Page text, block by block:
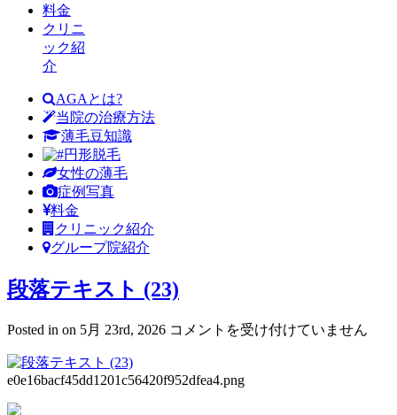
料金
クリニ
ック紹
介
AGAとは?
当院の治療方法
薄毛豆知識
円形脱毛
女性の薄毛
症例写真
料金
クリニック紹介
グループ院紹介
段落テキスト (23)
Posted in on 5月 23rd, 2026 段
キ
コメントを受け付けていません
e0e16bacf45dd1201c56420f952dfea4.png